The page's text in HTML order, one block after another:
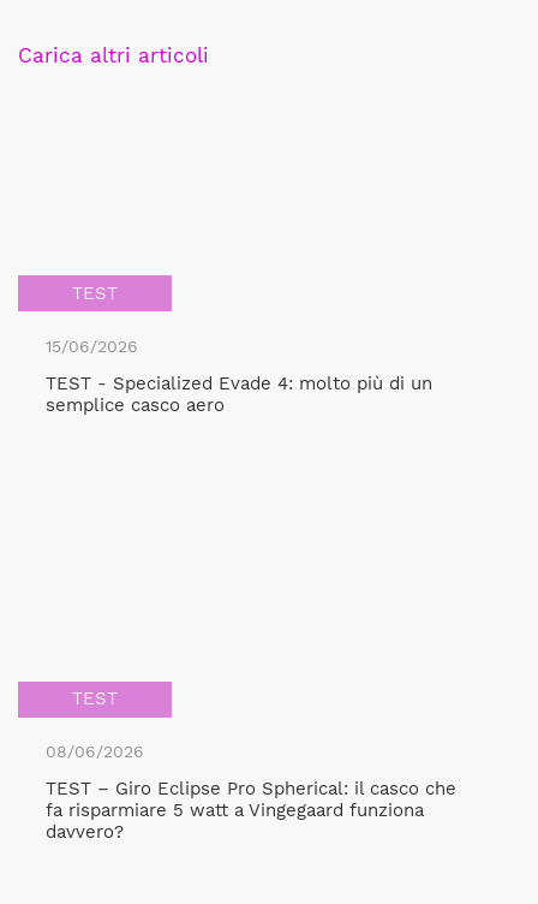
Carica altri articoli
TEST
15/06/2026
TEST - Specialized Evade 4: molto più di un
semplice casco aero
TEST
08/06/2026
TEST – Giro Eclipse Pro Spherical: il casco che
fa risparmiare 5 watt a Vingegaard funziona
davvero?